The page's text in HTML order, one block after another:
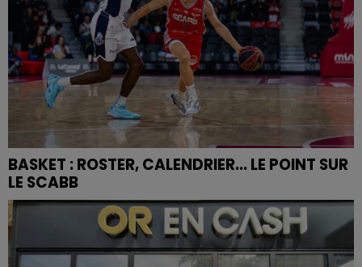
BASKET : ROSTER, CALENDRIER... LE POINT SUR
LE SCABB